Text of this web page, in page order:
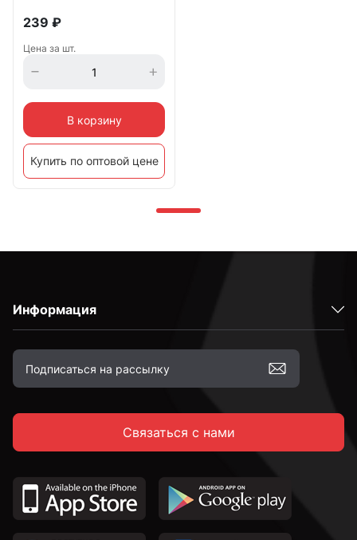
239 ₽
Цена за шт.
В корзину
Купить по оптовой цене
Информация
Связаться с нами